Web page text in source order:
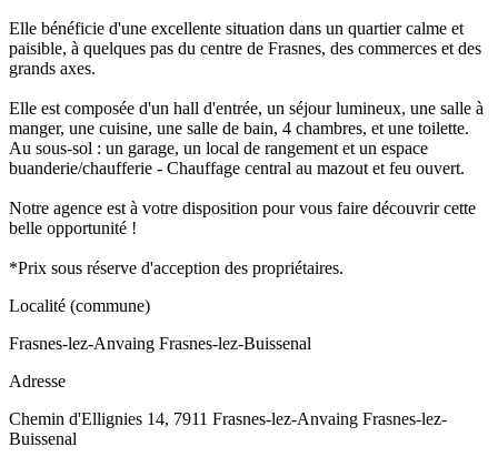
Elle bénéficie d'une excellente situation dans un quartier calme et
paisible, à quelques pas du centre de Frasnes, des commerces et des
grands axes.
Elle est composée d'un hall d'entrée, un séjour lumineux, une salle à
manger, une cuisine, une salle de bain, 4 chambres, et une toilette.
Au sous-sol : un garage, un local de rangement et un espace
buanderie/chaufferie - Chauffage central au mazout et feu ouvert.
Notre agence est à votre disposition pour vous faire découvrir cette
belle opportunité !
*Prix sous réserve d'acception des propriétaires.
Localité (commune)
Frasnes-lez-Anvaing Frasnes-lez-Buissenal
Adresse
Chemin d'Ellignies 14, 7911 Frasnes-lez-Anvaing Frasnes-lez-
Buissenal